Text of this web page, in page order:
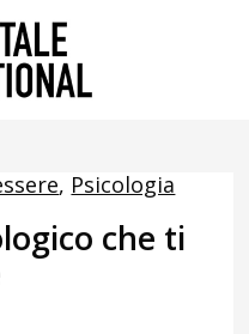
, Psicologia
che ti